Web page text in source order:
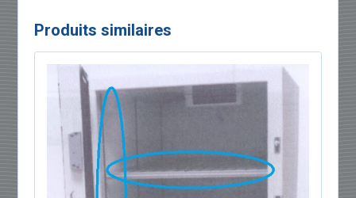
Produits similaires